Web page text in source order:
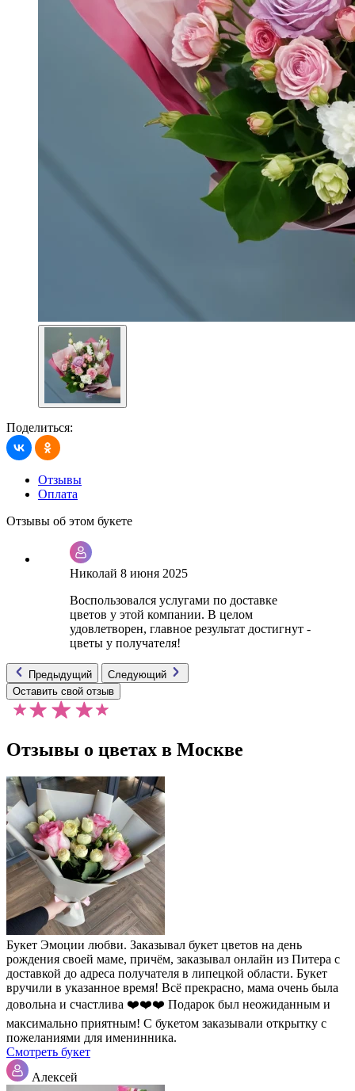
Поделиться:
Отзывы
Оплата
Отзывы об этом букете
Николай 8 июня 2025
Воспользовался услугами по доставке
цветов у этой компании. В целом
удовлетворен, главное результат достигнут -
цветы у получателя!
Предыдущий
Следующий
Оставить свой отзыв
Отзывы о цветах в Москве
Букет Эмоции любви. Заказывал букет цветов на день
рождения своей маме, причём, заказывал онлайн из Питера с
доставкой до адреса получателя в липецкой области. Букет
вручили в указанное время! Всё прекрасно, мама очень была
довольна и счастлива ❤️❤️❤️ Подарок был неожиданным и
максимально приятным! С букетом заказывали открытку с
пожеланиями для именинника.
Смотреть букет
Алексей